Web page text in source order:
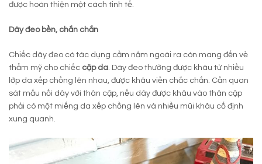
được hoàn thiện một cách tinh tế.
Dây đeo bền, chắn chắn
Chiếc dây đeo có tác dụng cầm nắm ngoài ra còn mang đến vẻ
thẩm mỹ cho chiếc cặp da. Dây đeo thường được khâu từ nhiều
lớp da xếp chồng lên nhau, được khâu viền chắc chắn. Cần quan
sát mấu nối dây với thân cặp, nếu dây được khâu vào thân cặp
phải có một miếng da xếp chồng lên và nhiều mũi khâu cố định
xung quanh.